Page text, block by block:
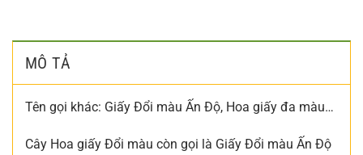
MÔ TẢ
Tên gọi khác: Giấy Đổi màu Ấn Độ, Hoa giấy đa màu…
Cây Hoa giấy Đổi màu còn gọi là Giấy Đổi màu Ấn Độ